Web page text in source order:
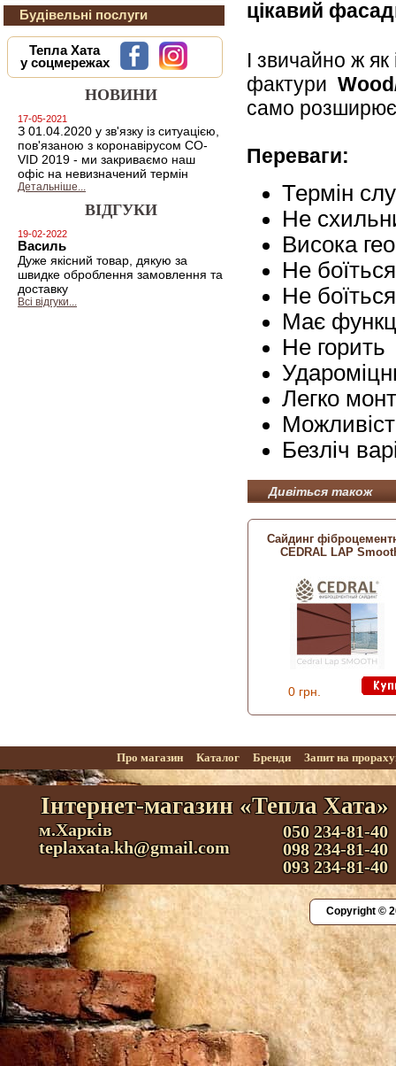
Будівельні послуги
Тепла Хата
у соцмережах
НОВИНИ
17-05-2021
З 01.04.2020 у зв'язку із ситуацією,
пов'язаною з коронавірусом CO-
VID 2019 - ми закриваємо наш
офіс на невизначений термін
Детальніше...
ВІДГУКИ
19-02-2022
Василь
Дуже якісний товар, дякую за
швидке оброблення замовлення та
доставку
Всі відгуки...
цікавий
І звичайно ж
фактури
само розширює
Переваги:
Термін
Не
Висока
Не
Не
Має
Не горить
Легко
Безліч
Дивіться також
Сайдинг
CEDRAL LAP
0 грн.
Про магазин Каталог Бренди Запит на
Інтернет-магазин «Тепла Хата»
м.Харків
teplaxata.kh@gmail.com
050 234-81-40
098 234-81-40
093 234-81-40
Copyright ©